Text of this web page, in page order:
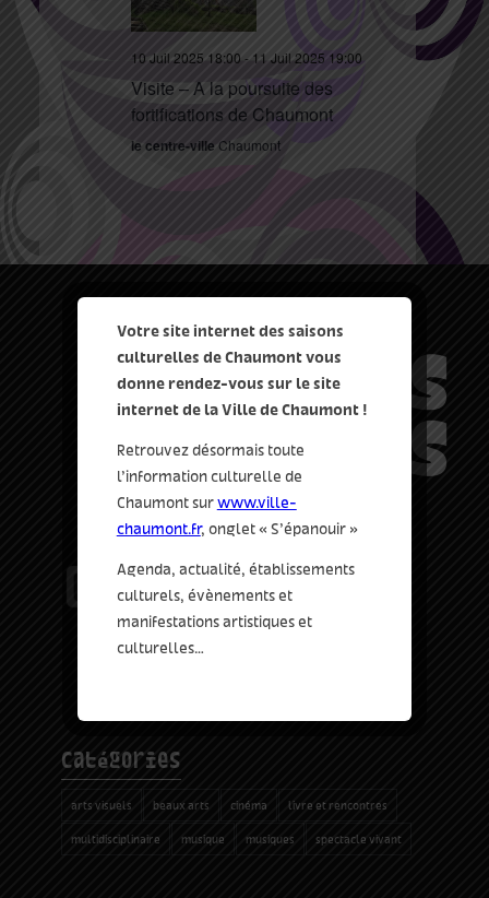
10 Juil 2025 18:00-11 Juil 2025 19:00
Visite – A la poursuite des
fortifications de Chaumont
le centre-ville Chaumont
catégories
arts visuels beaux arts cinéma livre et rencontres
multidisciplinaire musique musiques spectacle vivant
Votre site internet des saisons
culturelles de Chaumont vous
donne rendez-vous sur le site
internet de la Ville de Chaumont !
Retrouvez désormais toute
l’information culturelle de
Chaumont surwww.ville-
chaumont.fr, onglet « S’épanouir »
Agenda, actualité, établissements
culturels, évènements et
manifestations artistiques et
culturelles…